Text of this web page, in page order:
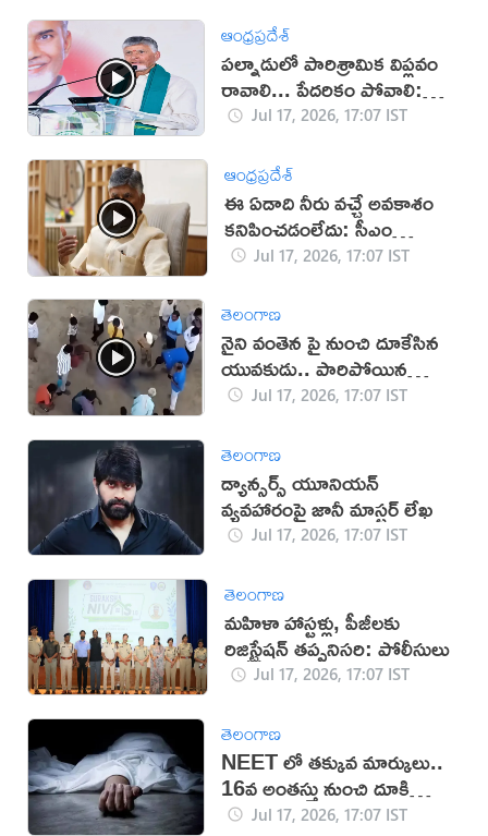
ఆంధ్రప్రదేశ్
పల్నాడులో పారిశ్రామిక విప్లవం
రావాలి... పేదరికం పోవాలి:
చంద్రబాబు
Jul 17, 2026, 17:07 IST
ఆంధ్రప్రదేశ్
ఈ ఏడాది నీరు వచ్చే అవకాశం
కనిపించడంలేదు: సీఎం
చంద్రబాబు
Jul 17, 2026, 17:07 IST
తెలంగాణ
నైని వంతెన పై నుంచి దూకేసిన
యువకుడు.. పారిపోయిన
యువతి!
Jul 17, 2026, 17:07 IST
తెలంగాణ
డ్యాన్సర్స్ యూనియన్
వ్యవహారంపై జానీ మాస్టర్ లేఖ
Jul 17, 2026, 17:07 IST
తెలంగాణ
మహిళా హాస్టళ్లు, పీజీలకు
రిజిస్ట్రేషన్ తప్పనిసరి: పోలీసులు
Jul 17, 2026, 17:07 IST
తెలంగాణ
NEET లో తక్కువ మార్కులు..
16వ అంతస్తు నుంచి దూకి
ఆత్మహత్య
Jul 17, 2026, 17:07 IST